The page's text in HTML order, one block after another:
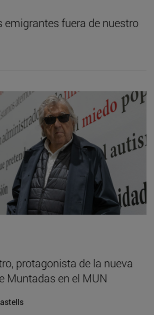
emigrantes fuera de nuestro
protagonista de la nueva
Muntadas en el MUN